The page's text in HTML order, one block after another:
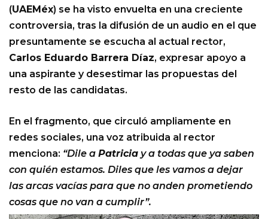
(UAEMéx) se ha visto envuelta en una creciente
controversia, tras la difusión de un audio en el que
presuntamente se escucha al actual rector,
Carlos Eduardo Barrera Díaz, expresar apoyo a
una aspirante y desestimar las propuestas del
resto de las candidatas.
En el fragmento, que circuló ampliamente en
redes sociales, una voz atribuida al rector
menciona: “Dile a Patricia y a todas que ya saben
con quién estamos. Diles que les vamos a dejar
las arcas vacías para que no anden prometiendo
cosas que no van a cumplir”.